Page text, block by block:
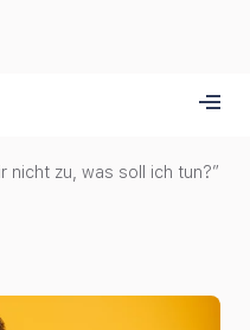
nicht zu, was soll ich tun?”